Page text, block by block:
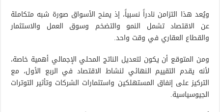
ويُعد هذا التزامن نادراً نسبياً، إذ يمنح الأسواق صورة شبه متكاملة
عن الاقتصاد تشمل النمو والتضخم وسوق العمل والاستثمار
والقطاع العقاري في وقت واحد.
ومن المتوقع أن يكون لتعديل الناتج المحلي الإجمالي أهمية خاصة،
لأنه يقدم التقييم النهائي لنشاط الاقتصاد في الربع الأول، مع
التركيز على إنفاق المستهلكين واستثمارات الشركات وتأثير التوترات
الجيوسياسية.